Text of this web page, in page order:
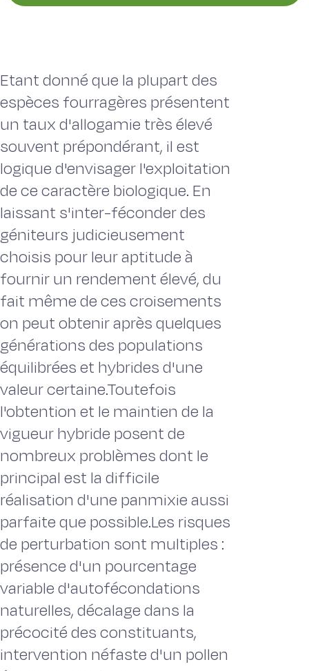
Etant donné que la plupart des
espèces fourragères présentent
un taux d'allogamie très élevé
souvent prépondérant, il est
logique d'envisager l'exploitation
de ce caractère biologique. En
laissant s'inter-féconder des
géniteurs judicieusement
choisis pour leur aptitude à
fournir un rendement élevé, du
fait même de ces croisements
on peut obtenir après quelques
générations des populations
équilibrées et hybrides d'une
valeur certaine.Toutefois
l'obtention et le maintien de la
vigueur hybride posent de
nombreux problèmes dont le
principal est la difficile
réalisation d'une panmixie aussi
parfaite que possible.Les risques
de perturbation sont multiples :
présence d'un pourcentage
variable d'autofécondations
naturelles, décalage dans la
précocité des constituants,
intervention néfaste d'un pollen